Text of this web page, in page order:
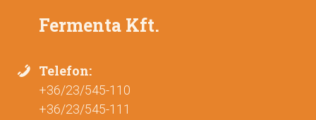
Fermenta Kft.
Telefon:
+36/23/545-110
+36/23/545-111